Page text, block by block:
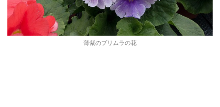
薄紫のプリムラの花